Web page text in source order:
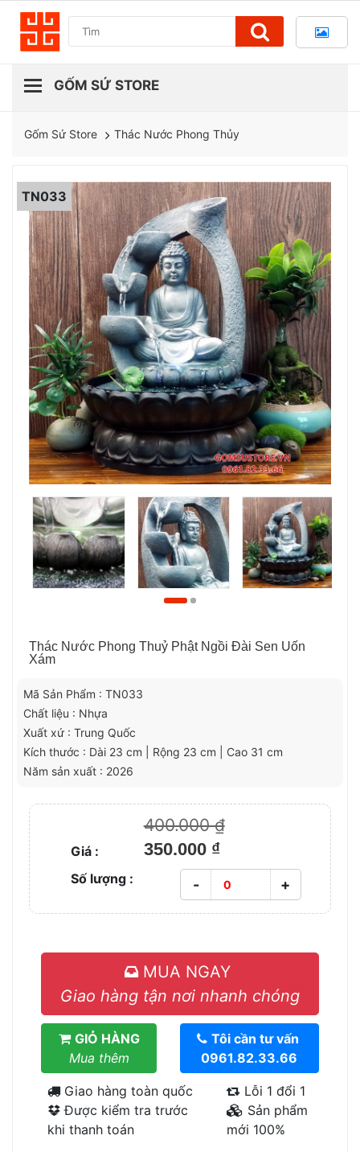
Gốm Sứ Store Thác Nước Phong Thủy
TN033
Thác Nước Phong Thuỷ Phật Ngồi Đài Sen Uốn
Xám
Mã Sản Phẩm : TN033
Chất liệu : Nhựa
Xuất xứ : Trung Quốc
Kích thước : Dài 23 cm | Rộng 23 cm | Cao 31 cm
Năm sản xuất : 2026
400.000 ₫
Giá : 350.000 ₫
Số lượng : - +
MUA NGAY
Giao hàng tận nơi nhanh chóng
GIỎ HÀNG
Mua thêm
Tôi cần tư vấn
0961.82.33.66
Giao hàng toàn quốc
Được kiểm tra trước
khi thanh toán
Lỗi 1 đổi 1
Sản phẩm
mới 100%